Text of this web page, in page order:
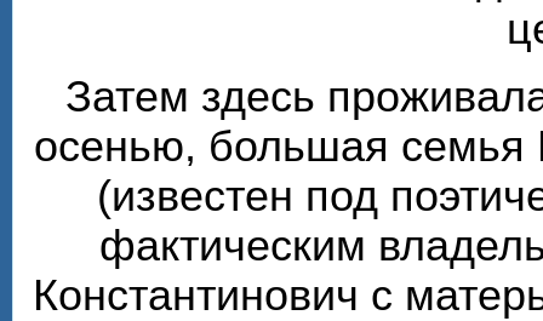
Затем здесь
осенью, большая семья
(известен под
фактическим
Константинович с